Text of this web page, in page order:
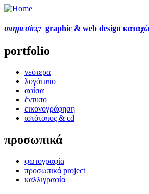
υπηρεσίες: graphic & web design
portfolio
νεότερα
λογότυπο
αφίσα
έντυπο
εικονογράφηση
ιστότοπος & cd
προσωπικά
φωτογραφία
προσωπικά project
καλλιγραφία